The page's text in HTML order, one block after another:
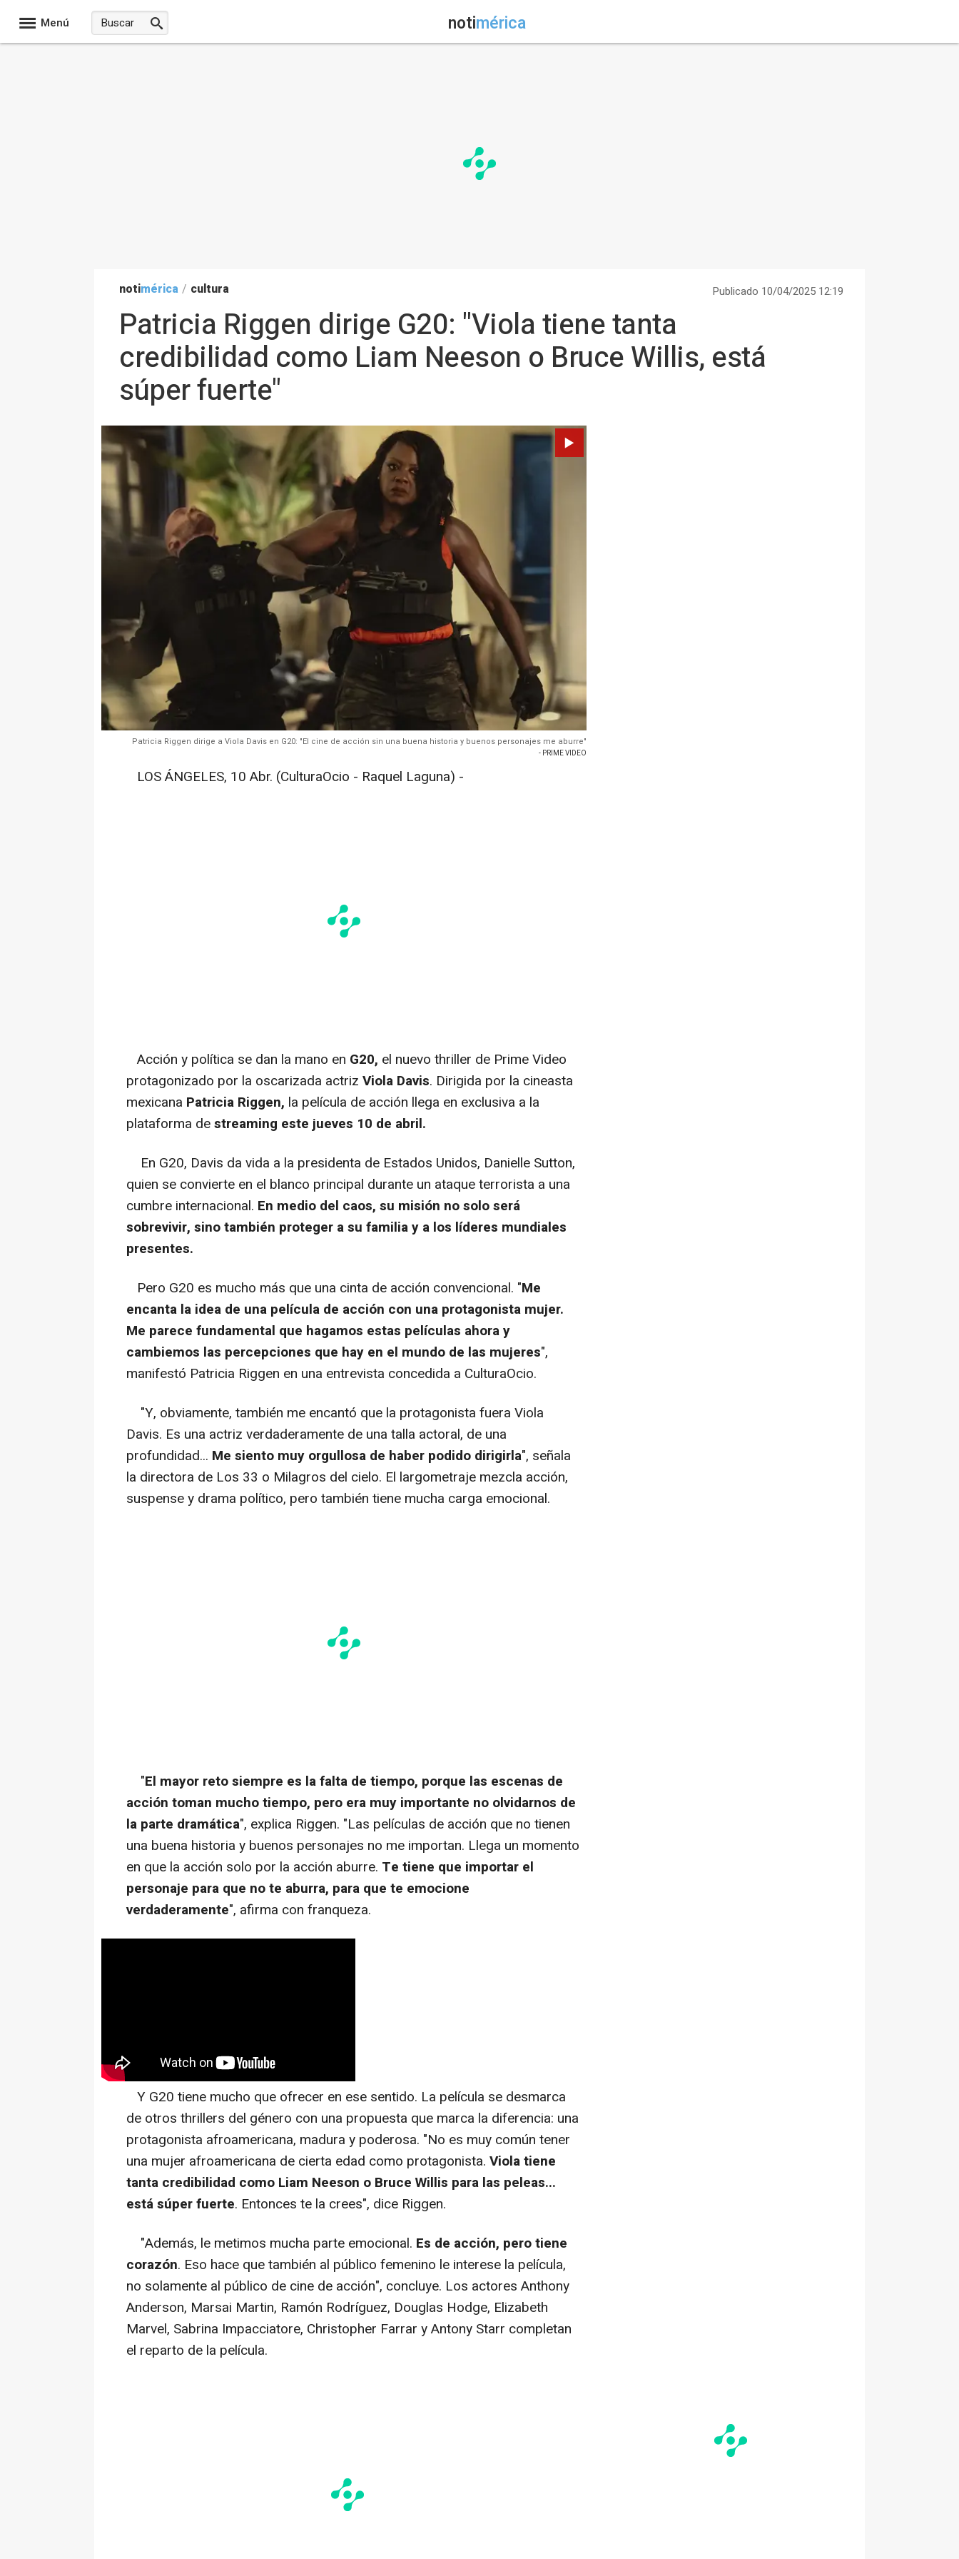
Menú notimérica
notimérica / cultura Publicado 10/04/2025 12:19
Patricia Riggen dirige G20: "Viola tiene tanta
credibilidad como Liam Neeson o Bruce Willis, está
súper fuerte"
Patricia Riggen dirige a Viola Davis en G20: "El cine de acción sin una buena historia y buenos personajes me aburre"
- PRIME VIDEO
LOS ÁNGELES, 10 Abr. (CulturaOcio - Raquel Laguna) -
Acción y política se dan la mano en G20, el nuevo thriller de Prime Video
protagonizado por la oscarizada actriz Viola Davis. Dirigida por la cineasta
mexicana Patricia Riggen, la película de acción llega en exclusiva a la
plataforma destreaming este jueves 10 de abril.
En G20, Davis da vida a la presidenta de Estados Unidos, Danielle Sutton,
quien se convierte en el blanco principal durante un ataque terrorista a una
cumbre internacional. En medio del caos, su misión no solo será
sobrevivir, sino también proteger a su familia y a los líderes mundiales
presentes.
Pero G20 es mucho más que una cinta de acción convencional. "Me
encanta la idea de una película de acción con una protagonista mujer.
Me parece fundamental que hagamos estas películas ahora y
cambiemos las percepciones que hay en el mundo de las mujeres",
manifestó Patricia Riggen en una entrevista concedida a CulturaOcio.
"Y, obviamente, también me encantó que la protagonista fuera Viola
Davis. Es una actriz verdaderamente de una talla actoral, de una
profundidad... Me siento muy orgullosa de haber podido dirigirla", señala
la directora de Los 33 o Milagros del cielo. El largometraje mezcla acción,
suspense y drama político, pero también tiene mucha carga emocional.
"El mayor reto siempre es la falta de tiempo, porque las escenas de
acción toman mucho tiempo, pero era muy importante no olvidarnos de
la parte dramática", explica Riggen. "Las películas de acción que no tienen
una buena historia y buenos personajes no me importan. Llega un momento
en que la acción solo por la acción aburre. Te tiene que importar el
personaje para que no te aburra, para que te emocione
verdaderamente", afirma con franqueza.
Y G20 tiene mucho que ofrecer en ese sentido. La película se desmarca
de otros thrillers del género con una propuesta que marca la diferencia: una
protagonista afroamericana, madura y poderosa. "No es muy común tener
una mujer afroamericana de cierta edad como protagonista. Viola tiene
tanta credibilidad como Liam Neeson o Bruce Willis para las peleas...
está súper fuerte. Entonces te la crees", dice Riggen.
"Además, le metimos mucha parte emocional. Es de acción, pero tiene
corazón. Eso hace que también al público femenino le interese la película,
no solamente al público de cine de acción", concluye. Los actores Anthony
Anderson, Marsai Martin, Ramón Rodríguez, Douglas Hodge, Elizabeth
Marvel, Sabrina Impacciatore, Christopher Farrar y Antony Starr completan
el reparto de la película.